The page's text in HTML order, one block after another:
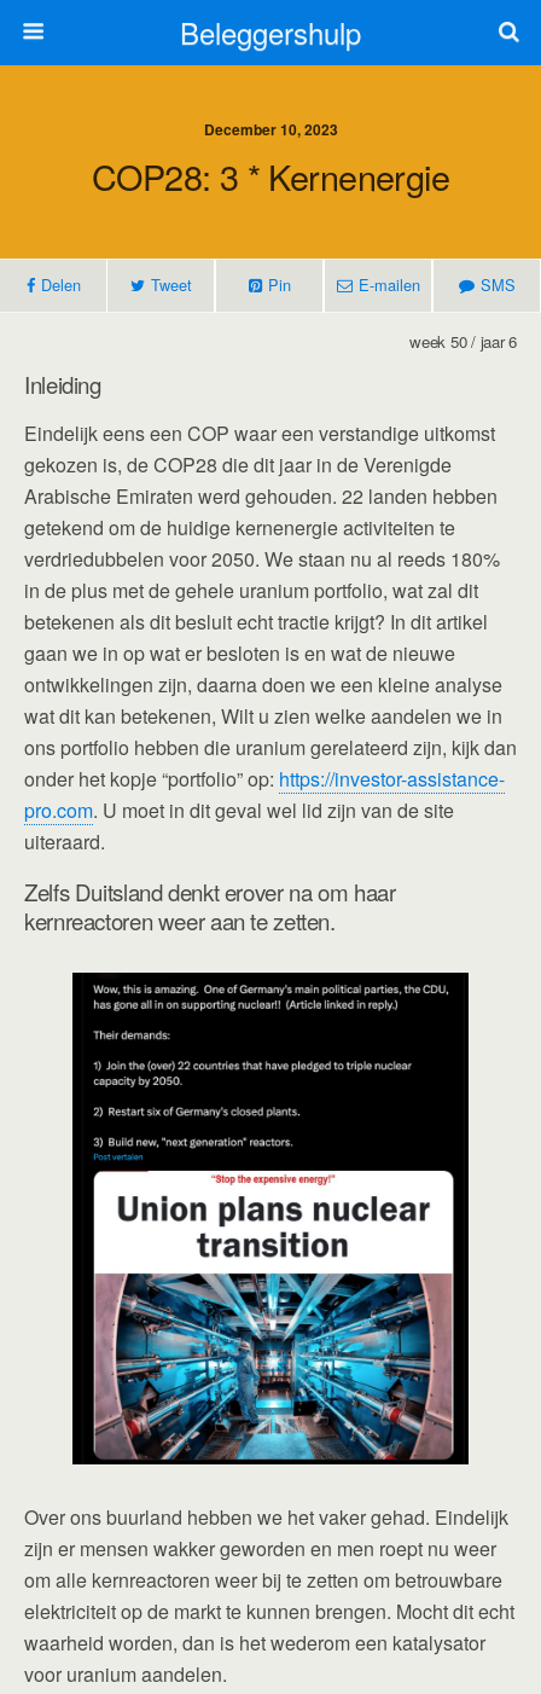
Beleggershulp
December 10, 2023
COP28: 3 * Kernenergie
Delen Tweet Pin E-mailen SMS
week 50 / jaar 6
Inleiding
Eindelijk eens een COP waar een verstandige uitkomst
gekozen is, de COP28 die dit jaar in de Verenigde
Arabische Emiraten werd gehouden. 22 landen hebben
getekend om de huidige kernenergie activiteiten te
verdriedubbelen voor 2050. We staan nu al reeds 180%
in de plus met de gehele uranium portfolio, wat zal dit
betekenen als dit besluit echt tractie krijgt? In dit artikel
gaan we in op wat er besloten is en wat de nieuwe
ontwikkelingen zijn, daarna doen we een kleine analyse
wat dit kan betekenen, Wilt u zien welke aandelen we in
ons portfolio hebben die uranium gerelateerd zijn, kijk dan
onder het kopje “portfolio” op: https://investor-assistance-
pro.com. U moet in dit geval wel lid zijn van de site
uiteraard.
Zelfs Duitsland denkt erover na om haar
kernreactoren weer aan te zetten.
Over ons buurland hebben we het vaker gehad. Eindelijk
zijn er mensen wakker geworden en men roept nu weer
om alle kernreactoren weer bij te zetten om betrouwbare
elektriciteit op de markt te kunnen brengen. Mocht dit echt
waarheid worden, dan is het wederom een katalysator
voor uranium aandelen.